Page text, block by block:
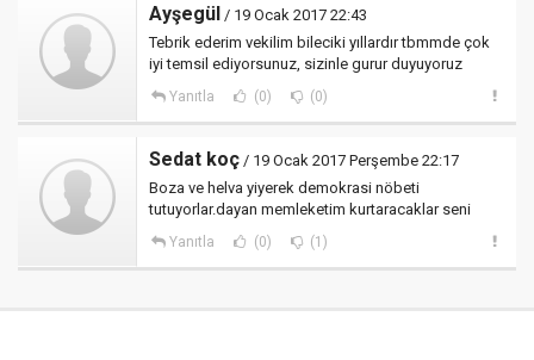
Ayşegül / 19 Ocak 2017 22:43
Tebrik ederim vekilim bileciki yıllardır tbmmde çok
iyi temsil ediyorsunuz, sizinle gurur duyuyoruz
Yanıtla (0) (0)
Sedat koç / 19 Ocak 2017 Perşembe 22:17
Boza ve helva yiyerek demokrasi nöbeti
tutuyorlar.dayan memleketim kurtaracaklar seni
Yanıtla (0) (1)